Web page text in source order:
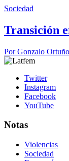
Sociedad
Transición
PorGonzalo Ortuño
Twitter
Instagram
Facebook
YouTube
Notas
Violencias
Sociedad